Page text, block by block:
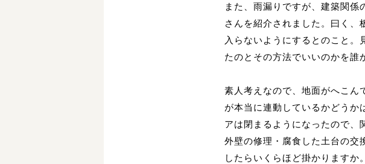
また、雨漏りですが、建築関
さんを紹介されました。曰く
入らないようにするとのこと
たのとその方法でいいのかを誰
素人考えなので、地面がへこん
が本当に連動しているかどうか
アは閉まるようになったので、
外壁の修理・腐食した土台の交
したらいくらほど掛かります